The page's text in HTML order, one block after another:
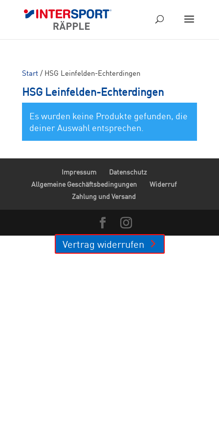
Start/ HSG Leinfelden-Echterdingen
HSG Leinfelden-Echterdingen
Es wurden keine Produkte gefunden, die
deiner Auswahl entsprechen.
Impressum
Datenschutz
Allgemeine Geschäftsbedingungen
Widerruf
Zahlung und Versand
Vertrag widerrufen